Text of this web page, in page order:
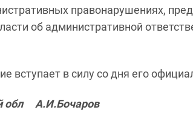
правонарушениях,
об административной
вступает в силу со дня его
обл А.И.Бочаров